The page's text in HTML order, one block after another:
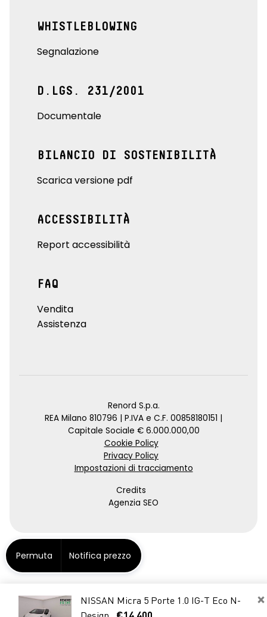
×
NISSAN Micra 5 Porte 1.0 IG-T Eco N-
WHISTLEBLOWING
Segnalazione
D.LGS. 231/2001
Documentale
BILANCIO DI SOSTENIBILITÀ
Scarica versione pdf
ACCESSIBILITÀ
Report accessibilità
FAQ
Vendita
Assistenza
Renord S.p.a.
REA Milano 810796 | P.IVA e C.F. 00858180151 |
Capitale Sociale € 6.000.000,00
Cookie Policy
Privacy Policy
Impostazioni di tracciamento
Credits
Agenzia SEO
Permuta Notifica prezzo